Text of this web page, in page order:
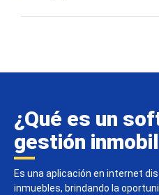
¿Qué es un
gestión
Es una aplicación en internet
inmuebles, brindando la